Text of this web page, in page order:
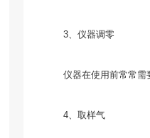
3、仪器调零
仪器在使用前常常需要
4、取样气